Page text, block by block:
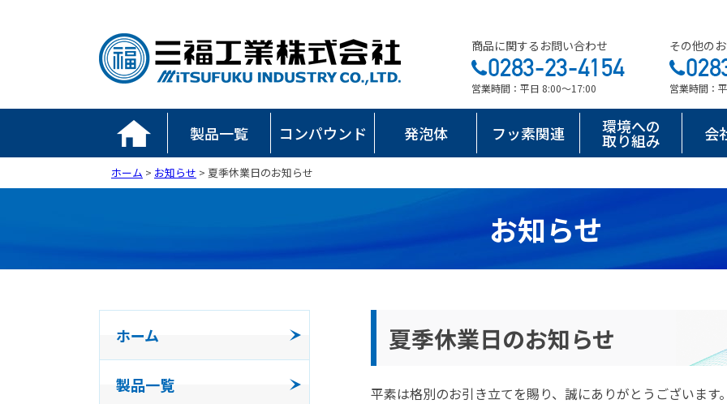
商品に関するお問い合わせ
営業時間：平日 8:00～17:00
その他の
営業時間：
製品一覧 コンパウンド 発泡体 フッ素関連 環境への
取り組み 会
ホーム > お知らせ > 夏季休業日のお知らせ
お知らせ
夏季休業日のお知らせ
平素は格別のお引き立てを賜り、誠にありがとうございます。
ホーム
製品一覧 コンパウンド製品